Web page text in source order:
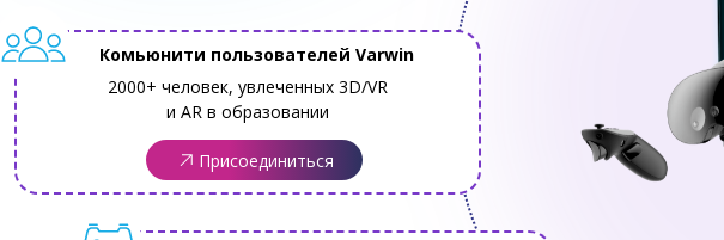
2000+ человек, увлеченных 3D/VR
и AR в образовании
Комьюнити пользователей Varwin
Присоединиться